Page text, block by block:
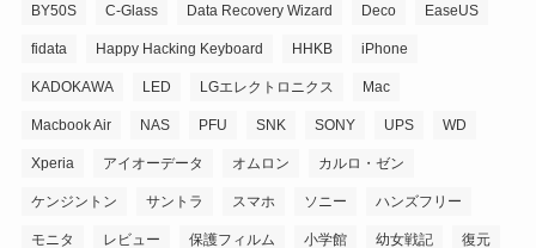
BY50S C-Glass Data Recovery Wizard Deco EaseUS
fidata Happy Hacking Keyboard HHKB iPhone
KADOKAWA LED LGエレクトロニクス Mac
Macbook Air NAS PFU SNK SONY UPS WD
Xperia アイオーデータ オムロン カルロ・ゼン
ケンジントン サントラ スマホ ソニー ハンズフリー
モニタ レビュー 保護フィルム 小学館 幼女戦記 復元